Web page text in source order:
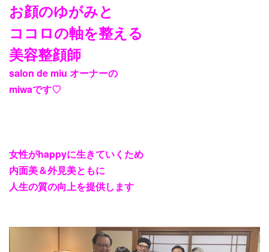
お顔のゆがみと
ココロの軸を整える
美容整顔師
salon de miu オーナーの
miwaです♡
女性がhappyに生きていくため
内面美＆外見美ともに
人生の質の向上を提供します